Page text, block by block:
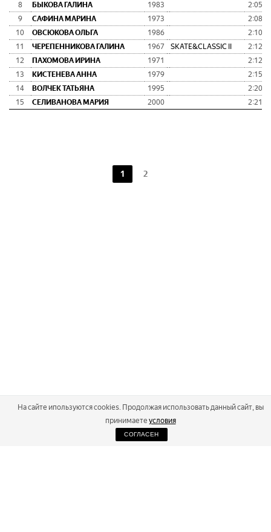
8
БЫКОВА ГАЛИНА 1983
9
САФИНА МАРИНА 1973
10
ОВСЮКОВА ОЛЬГА 1986
11
ЧЕРЕПЕННИКОВА ГАЛИНА 1967 SKATE&CLASSIC II
12
ПАХОМОВА ИРИНА 1971
13
КИСТЕНЕВА АННА 1979
14
ВОЛЧЕК ТАТЬЯНА 1995
15
СЕЛИВАНОВА МАРИЯ 2000
1 2
2026
На сайте ипользуются cookies. Продолжая использовать данный сайт, вы
принимаете условия
СОГЛАСЕН